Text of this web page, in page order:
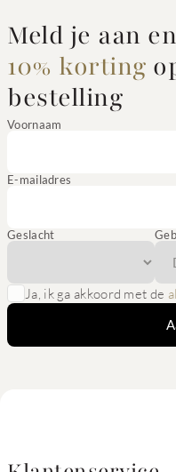
Meld je aan
10% korting
bestelling
Voornaam
E-mailadres
Geslacht
Ja, ik ga akkoord met de